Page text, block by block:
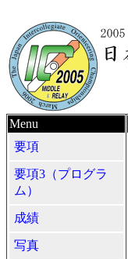
Menu
要項
要項3（プログラ
ム）
成績
写真